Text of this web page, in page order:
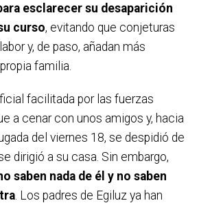
esclarecer su desaparición
curso, evitando que conjeturas
y, de paso, añadan más
familia.
facilitada por las fuerzas
a cenar con unos amigos y, hacia
del viernes 18, se despidió de
dirigió a su casa. Sin embargo,
saben nada de él y no saben
. Los padres de Egiluz ya han